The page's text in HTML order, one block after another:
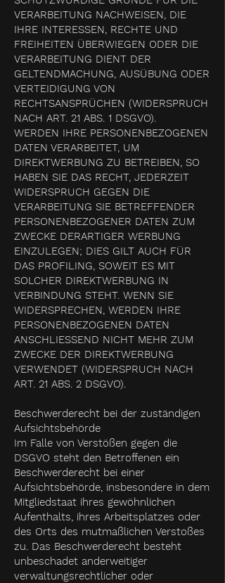
VERARBEITUNG NACHWEISEN, DIE
IHRE INTERESSEN, RECHTE UND
FREIHEITEN ÜBERWIEGEN ODER DIE
VERARBEITUNG DIENT DER
GELTENDMACHUNG, AUSÜBUNG ODER
VERTEIDIGUNG VON
RECHTSANSPRÜCHEN (WIDERSPRUCH
NACH ART. 21 ABS. 1 DSGVO).
WERDEN IHRE PERSONENBEZOGENEN
DATEN VERARBEITET, UM
DIREKTWERBUNG ZU BETREIBEN, SO
HABEN SIE DAS RECHT, JEDERZEIT
WIDERSPRUCH GEGEN DIE
VERARBEITUNG SIE BETREFFENDER
PERSONENBEZOGENER DATEN ZUM
ZWECKE DERARTIGER WERBUNG
EINZULEGEN; DIES GILT AUCH FÜR
DAS PROFILING, SOWEIT ES MIT
SOLCHER DIREKTWERBUNG IN
VERBINDUNG STEHT. WENN SIE
WIDERSPRECHEN, WERDEN IHRE
PERSONENBEZOGENEN DATEN
ANSCHLIESSEND NICHT MEHR ZUM
ZWECKE DER DIREKTWERBUNG
VERWENDET (WIDERSPRUCH NACH
ART. 21 ABS. 2 DSGVO).
Beschwerderecht bei der zuständigen
Aufsichtsbehörde
Im Falle von Verstößen gegen die
DSGVO steht den Betroffenen ein
Beschwerderecht bei einer
Aufsichtsbehörde, insbesondere in dem
Mitgliedstaat ihres gewöhnlichen
Aufenthalts, ihres Arbeitsplatzes oder
des Orts des mutmaßlichen Verstoßes
zu. Das Beschwerderecht besteht
unbeschadet anderweitiger
verwaltungsrechtlicher oder